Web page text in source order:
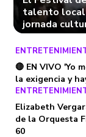
talento local
jornada
🔴 EN VIVO 'Yo
la exigencia y
Elizabeth
de la Orquesta
60